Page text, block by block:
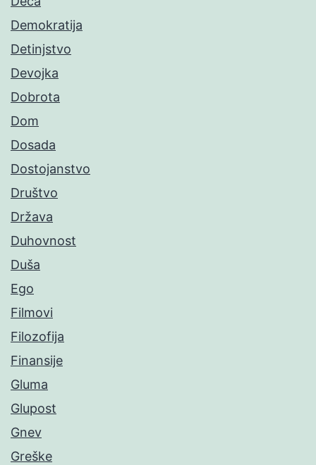
Demokratija
Detinjstvo
Devojka
Dobrota
Dom
Dosada
Dostojanstvo
Društvo
Država
Duhovnost
Duša
Ego
Filmovi
Filozofija
Finansije
Gluma
Glupost
Gnev
Greške